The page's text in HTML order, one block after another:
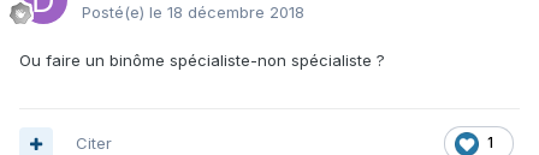
Posté(e) le 18 décembre 2018
Ou faire un binôme spécialiste-non spécialiste ?
1
Citer